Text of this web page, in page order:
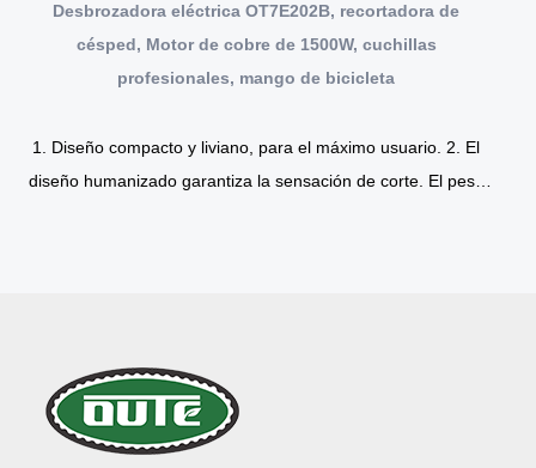
Desbrozadora eléctrica OT7E202B, recortadora de
césped, Motor de cobre de 1500W, cuchillas
profesionales, mango de bicicleta
1. Diseño compacto y liviano, para el máximo usuario. 2. El
diseño humanizado garantiza la sensación de corte. El peso